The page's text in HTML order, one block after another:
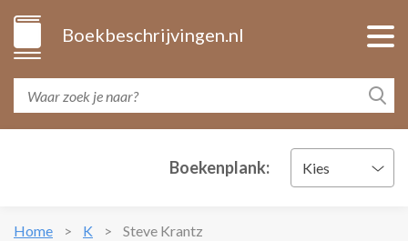
Boekbeschrijvingen.nl
Boekenplank: Kies
Home K Steve Krantz